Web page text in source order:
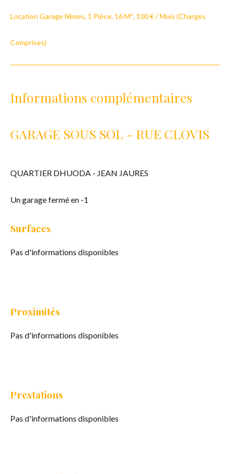
Location Garage Nîmes, 1 Pièce, 16 M², 100 € / Mois (Charges
Comprises)
Informations complémentaires
GARAGE SOUS SOL - RUE CLOVIS
QUARTIER DHUODA - JEAN JAURES
Un garage fermé en -1
Surfaces
Pas d'informations disponibles
Proximités
Pas d'informations disponibles
Prestations
Pas d'informations disponibles